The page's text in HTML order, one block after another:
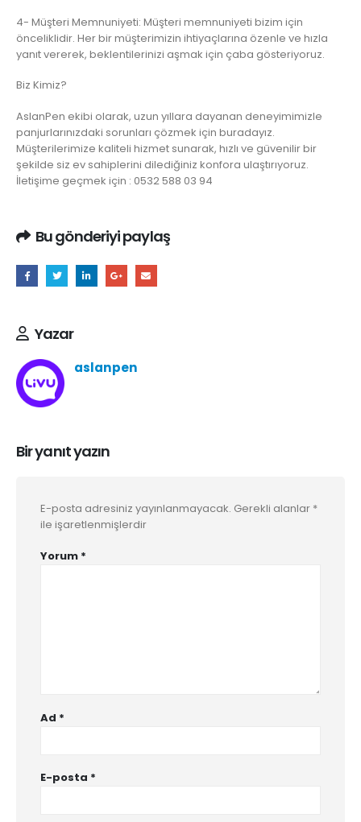
4- Müşteri Memnuniyeti: Müşteri memnuniyeti bizim için
önceliklidir. Her bir müşterimizin ihtiyaçlarına özenle ve hızla
yanıt vererek, beklentilerinizi aşmak için çaba gösteriyoruz.
Biz Kimiz?
AslanPen ekibi olarak, uzun yıllara dayanan deneyimimizle
panjurlarınızdaki sorunları çözmek için buradayız.
Müşterilerimize kaliteli hizmet sunarak, hızlı ve güvenilir bir
şekilde siz ev sahiplerini dilediğiniz konfora ulaştırıyoruz.
İletişime geçmek için : 0532 588 03 94
Bu gönderiyi paylaş
Yazar
aslanpen
Bir yanıt yazın
E-posta adresiniz yayınlanmayacak. Gerekli alanlar *
ile işaretlenmişlerdir
Yorum *
Ad *
E-posta *